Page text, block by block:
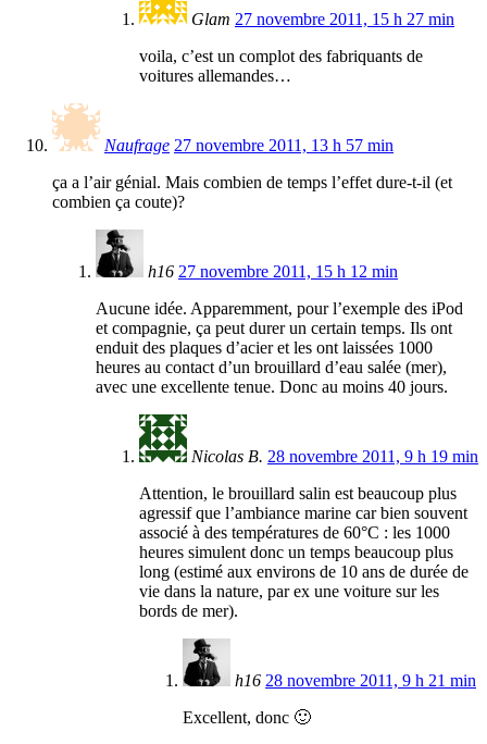
Glam 27 novembre 2011, 15 h 27 min
voila, c’est un complot des fabriquants de
voitures allemandes…
Naufrage 27 novembre 2011, 13 h 57 min
ça a l’air génial. Mais combien de temps l’effet dure-t-il (et
combien ça coute)?
h16 27 novembre 2011, 15 h 12 min
Aucune idée. Apparemment, pour l’exemple des iPod
et compagnie, ça peut durer un certain temps. Ils ont
enduit des plaques d’acier et les ont laissées 1000
heures au contact d’un brouillard d’eau salée (mer),
avec une excellente tenue. Donc au moins 40 jours.
Nicolas B. 28 novembre 2011, 9 h 19 min
Attention, le brouillard salin est beaucoup plus
agressif que l’ambiance marine car bien souvent
associé à des températures de 60°C : les 1000
heures simulent donc un temps beaucoup plus
long (estimé aux environs de 10 ans de durée de
vie dans la nature, par ex une voiture sur les
bords de mer).
h16 28 novembre 2011, 9 h 21 min
Excellent, donc 🙂